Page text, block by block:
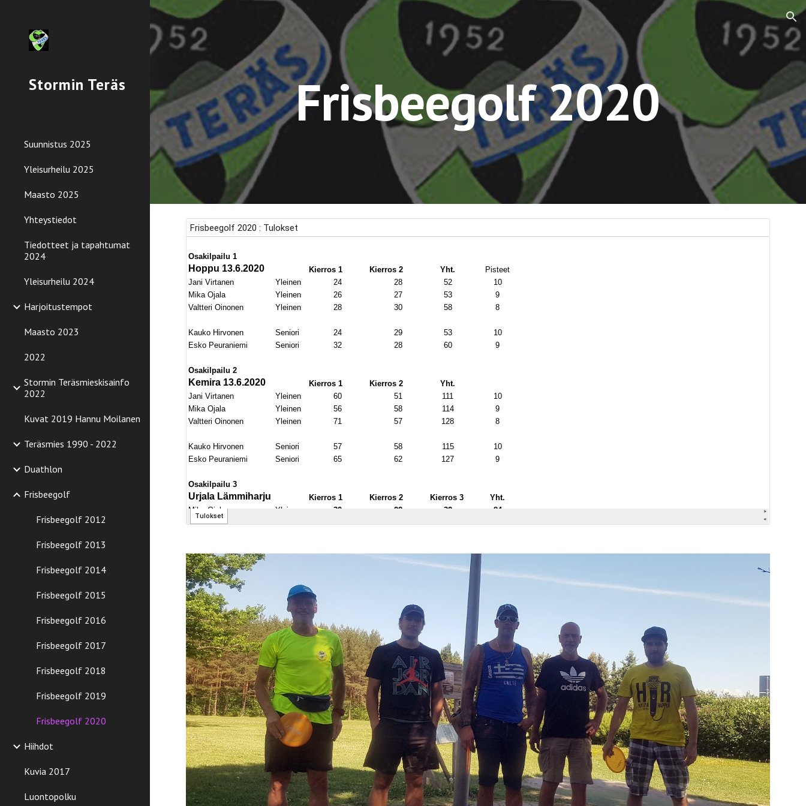
Skip to main content Skip to navigation
Stormin Teräs
Suunnistus 2025
Yleisurheilu 2025
Maasto 2025
Yhteystiedot
Tiedotteet ja tapahtumat
2024
Yleisurheilu 2024
Harjoitustempot
Maasto 2023
2022
Stormin Teräsmieskisainfo
2022
Kuvat 2019 Hannu Moilanen
Teräsmies 1990 - 2022
Duathlon
Frisbeegolf
Frisbeegolf 2012
Frisbeegolf 2013
Frisbeegolf 2014
Frisbeegolf 2015
Frisbeegolf 2016
Frisbeegolf 2017
Frisbeegolf 2018
Frisbeegolf 2019
Frisbeegolf 2020
Hiihdot
Kuvia 2017
Luontopolku
Frisbeegolf 2020